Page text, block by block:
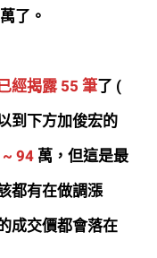
萬了。
經揭露 55 筆了 (
到下方加俊宏的
94萬，但這是最
都有在做調漲
成交價都會落在